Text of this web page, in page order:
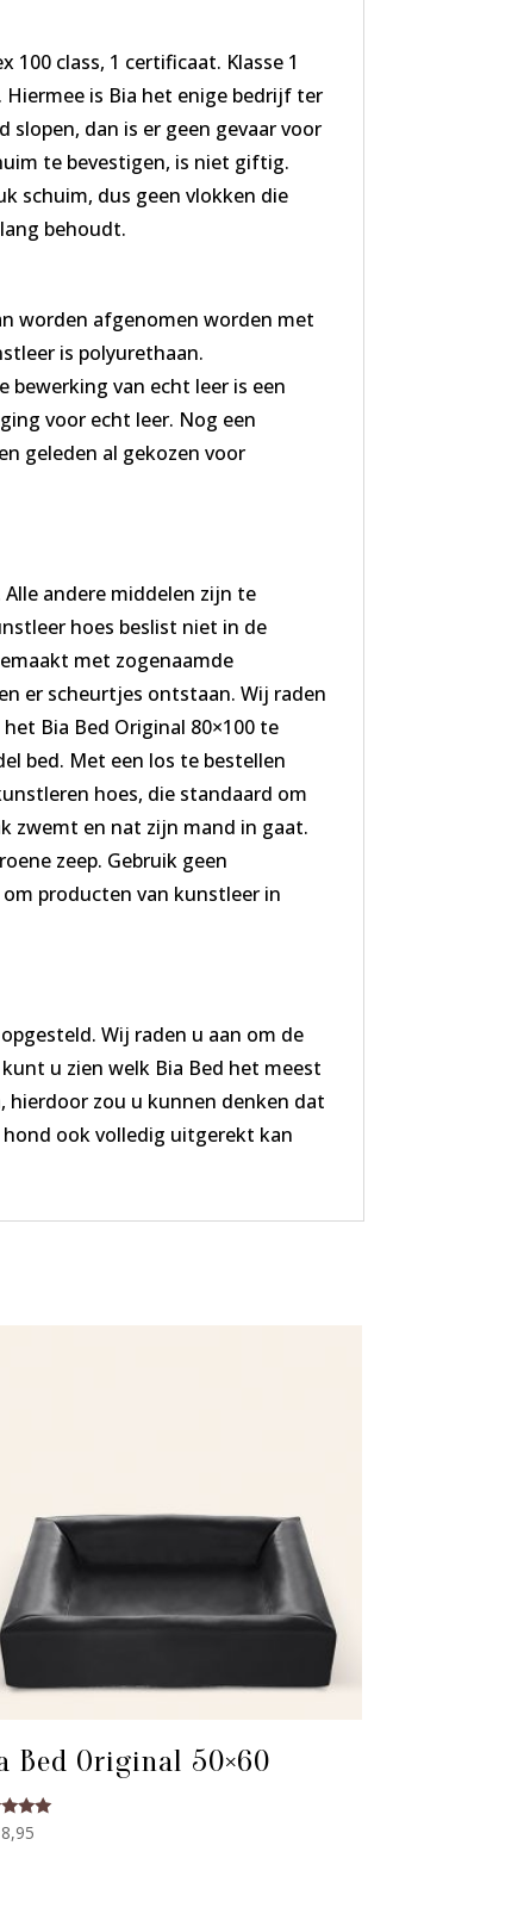
class, 1 certificaat. Klasse 1
is Bia het enige bedrijf ter
dan is er geen gevaar voor
te bevestigen, is niet giftig.
schuim, dus geen vlokken die
behoudt.
worden afgenomen worden met
is polyurethaan.
van echt leer is een
voor echt leer. Nog een
geleden al gekozen voor
andere middelen zijn te
hoes beslist niet in de
met zogenaamde
er scheurtjes ontstaan. Wij raden
Bia Bed Original 80×100 te
bed. Met een los te bestellen
hoes, die standaard om
zwemt en nat zijn mand in gaat.
zeep. Gebruik geen
producten van kunstleer in
opgesteld. Wij raden u aan om de
u zien welk Bia Bed het meest
hierdoor zou u kunnen denken dat
ook volledig uitgerekt kan
Bed Original 50×60